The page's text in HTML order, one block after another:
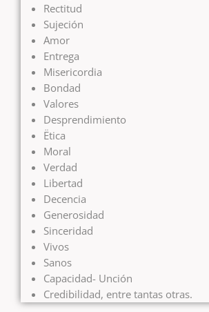
Rectitud
Sujeción
Amor
Entrega
Misericordia
Bondad
Valores
Desprendimiento
Ëtica
Moral
Verdad
Libertad
Decencia
Generosidad
Sinceridad
Vivos
Sanos
Capacidad- Unción
Credibilidad, entre tantas otras.